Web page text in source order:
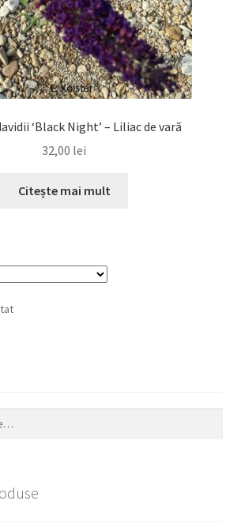
‘Black Night’ – Liliac de vară
32,00 lei
Citește mai mult